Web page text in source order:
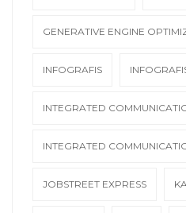
GENERATIVE ENGINE
INFOGRAFIS
INTEGRATED
INTEGRATED
JOBSTREET EXPRESS